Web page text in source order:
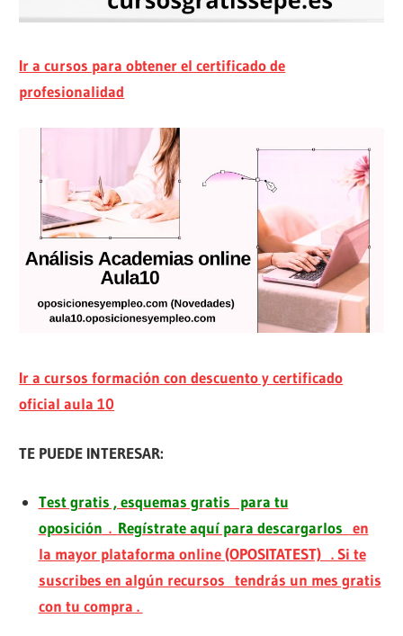
Ir a cursos para obtener el certificado de
profesionalidad
Ir a cursos formación con descuento y certificado
oficial aula 10
TE PUEDE INTERESAR:
Test gratis , esquemas gratis para tu
oposición . Regístrate aquí para descargarlos en
la mayor plataforma online (OPOSITATEST) . Si te
suscribes en algún recursos tendrás un mes gratis
con tu compra .